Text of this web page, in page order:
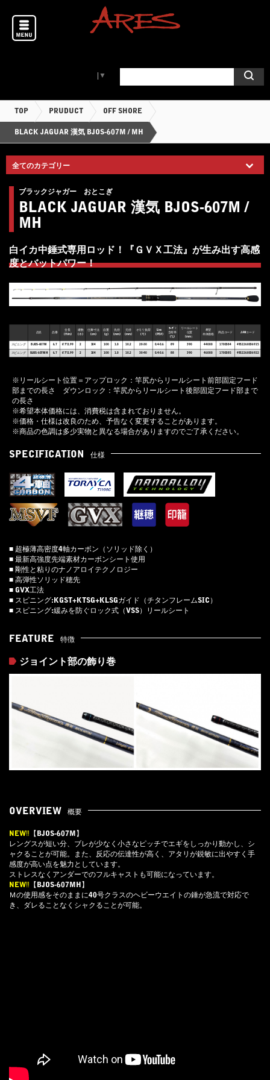
▼
TOP PRUDUCT OFF SHORE
BLACK JAGUAR 漢気 BJOS-607M / MH
ブラックジャガー おとこぎ
BLACK JAGUAR 漢気 BJOS-607M /
MH
白イカ中錘式専用ロッド！『ＧＶＸ工法』が生み出す高感
度とバットパワー！
品名 品番
全長
(ft/m)
継数
(本)
仕舞寸法
(cm)
自重
(g)
先径
(mm)
元径
(mm)
オモリ負荷
(号)
Line
(PE#)
ｶｰﾎﾞﾝ
含有率
(%)
リールシート
位置
(mm）
希望
本体価格
商品コード JANコード
スピニング BJOS-607M 6.7 6’7"/1.99 2 104 100 1.0 10.2 20-30 0.4-0.6 89 390 44000 1700384 4952260036915
スピニング BJOS-607MH 6.7 6’7"/1.99 2 104 100 1.0 10.2 30-40 0.4-0.6 88 390 46000 1700385 4952260036922
※リールシート位置＝アップロック：竿尻からリールシート前部固定フード
部までの長さ ダウンロック：竿尻からリールシート後部固定フード部まで
の長さ
※希望本体価格には、消費税は含まれておりません。
※価格・仕様は改良のため、予告なく変更することがあります。
※商品の色調は多少実物と異なる場合がありますのでご了承ください。
SPECIFICATION 仕様
■ 超極薄高密度4軸カーボン（ソリッド除く）
■ 最新高強度先端素材カーボンシート使用
■ 剛性と粘りのナノアロイテクノロジー
■ 高弾性ソリッド穂先
■ GVX工法
■ スピニング:KGST+KTSG+KLSGガイド（チタンフレームSIC）
■ スピニング:緩みを防ぐロック式（VSS）リールシート
FEATURE 特徴
ジョイント部の飾り巻
OVERVIEW 概要
NEW‼ 【BJOS-607M】
レングスが短い分、ブレが少なく小さなピッチでエギをしっかり動かし、シ
ャクることが可能。また、反応の伝達性が高く、アタリが鋭敏に出やすく手
感度が高い点を魅力としています。
ストレスなくアンダーでのフルキャストも可能になっています。
NEW‼ 【BJOS-607MH】
Ｍの使用感をそのままに40号クラスのヘビーウエイトの錘が急流で対応で
き、ダレることなくシャクることが可能。